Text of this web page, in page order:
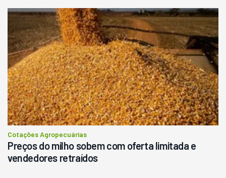
Cotações Agropecuárias
Preços do milho sobem com oferta limitada e
vendedores retraídos